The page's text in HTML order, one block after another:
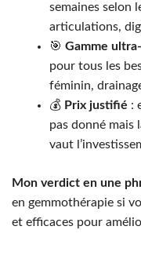
semaines selon
articulations,
🎯 Gamme
pour tous les
féminin,
💰 Prix justifié :
pas donné mais
vaut
Mon verdict en une
en gemmothérapie si
et efficaces pour